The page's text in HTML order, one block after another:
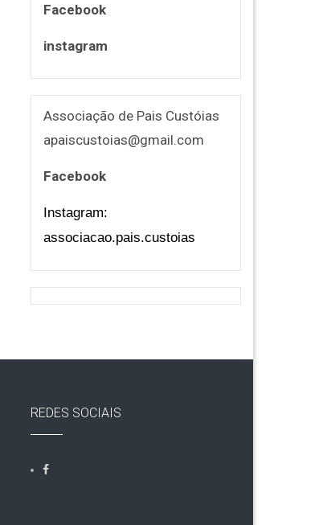
Facebook
instagram
Associação de Pais Custóias
apaiscustoias@gmail.com
Facebook
Instagram:
associacao.pais.custoias
REDES SOCIAIS